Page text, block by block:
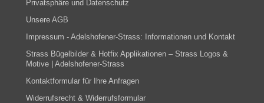
Privatsphäre und Datenschutz
Unsere AGB
Impressum - Adelshofener-Strass: Informationen und Kontakt
Strass Bügelbilder & Hotfix Applikationen – Strass Logos &
Motive | Adelshofener-Strass
Kontaktformular für Ihre Anfragen
Widerrufsrecht & Widerrufsformular